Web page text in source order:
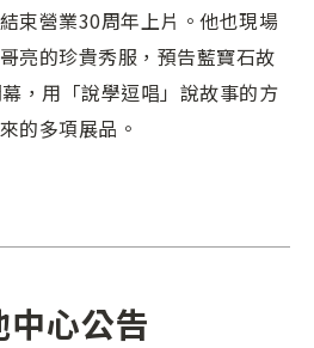
束營業30周年上片。他也現場
亮的珍貴秀服，預告藍寶石故
，用「說學逗唱」說故事的方
的多項展品。
中心公告